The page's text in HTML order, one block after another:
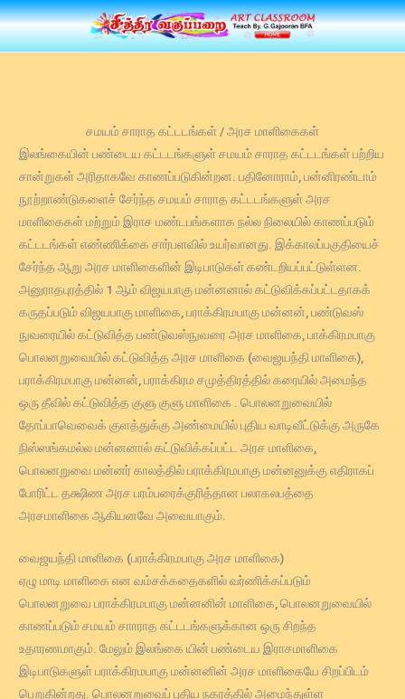
Skip
to
content
சமயம் சாராத கட்டடங்கள் / அரச மாளிகைகள்
இலங்கையின் பண்டைய கட்டடங்களுள் சமயம் சாராத கட்டடங்கள் பற்றிய
சான்றுகள் அரிதாகவே காணப்படுகின்றன. பதினோராம், பன்னிரண்டாம்
நூற்றாண்டுகளைச் சேர்ந்த சமயம் சாராத கட்டடங்களுள் அரச
மாளிகைகள் மற்றும் இராச மண்டபங்களாக நல்ல நிலையில் காணப்படும்
கட்டடங்கள் எண்ணிக்கை சார்பளவில் உயர்வானது. இக்காலப்பகுதியைச்
சேர்ந்த ஆறு அரச மாளிகைளின் இடிபாடுகள் கண்டறியப்பட்டுள்ளன.
அனுராதபுரத்தில் 1 ஆம் விஜயபாகு மன்னனால் கட்டுவிக்கப்பட்டதாகக்
கருதப்படும் விஜயபாகு மாளிகை, பராக்கிரமபாகு மன்னன், பண்டுவஸ்
நுவரையில் கட்டுவித்த பண்டுவஸ்நுவரை அரச மாளிகை, பாக்கிரமபாகு
பொலனறுவையில் கட்டுவித்த அரச மாளிகை (வைஜயந்தி மாளிகை),
பராக்கிரமபாகு மன்னன், பராக்கிரம சமுத்திரத்தில் கரையில் அமைந்த
ஒரு தீவில் கட்டுவித்த குளு குளு மாளிகை . பொலனறுவையில்
தோப்பாவெவைக் குளத்துக்கு அண்மையில் புதிய வாடிவீட்டுக்கு அருகே
நிஸ்ஸங்கமல்ல மன்னனால் கட்டுவிக்கப்பட்ட அரச மாளிகை,
பொலனறுவை மன்னர் காலத்தில் பராக்கிரமபாகு மன்னனுக்கு எதிராகப்
போரிட்ட தக்ஷிண அரச பரம்பரைக்குரித்தான பலாகலபத்தை
அரசமாளிகை ஆகியனவே அவையாகும்.
வைஜயந்தி மாளிகை (பராக்கிரமபாகு அரச மாளிகை)
ஏழு மாடி மாளிகை என வம்சக்கதைகளில் வர்ணிக்கப்படும்
பொலனறுவை பராக்கிரமபாகு மன்னனின் மாளிகை, பொலனறுவையில்
காணப்படும் சமயம் சாாராத கட்டடங்களுக்கான ஒரு சிறந்த
உதாரணமாகும். மேலும் இலங்கை யின் பண்டைய இராசமாளிகை
இடிபாடுகளுள் பராக்கிரமபாகு மன்னனின் அரச மாளிகையே சிறப்பிடம்
பெறுகின்றது. பொலனறுவைப் புதிய நகரத்தில் அமைந்துள்ள